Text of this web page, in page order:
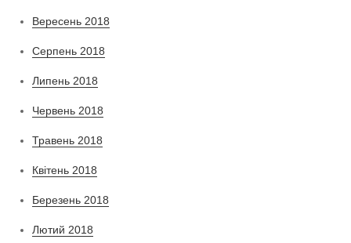
Вересень 2018
Серпень 2018
Липень 2018
Червень 2018
Травень 2018
Квітень 2018
Березень 2018
Лютий 2018